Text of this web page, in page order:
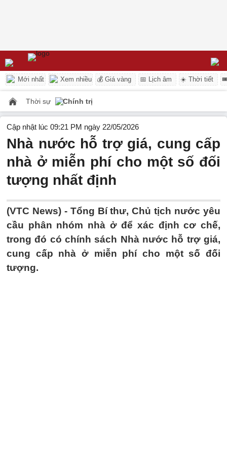
Mới nhất Xem nhiều 💰 Giá vàng 📅 Lịch âm ☀️ Thời tiết
Thời sự Chính trị
Cập nhật lúc 09:21 PM ngày 22/05/2026
Nhà nước hỗ trợ giá, cung cấp
nhà ở miễn phí cho một số đối
tượng nhất định
(VTC News) - Tổng Bí thư, Chủ tịch nước yêu
cầu phân nhóm nhà ở để xác định cơ chế,
trong đó có chính sách Nhà nước hỗ trợ giá,
cung cấp nhà ở miễn phí cho một số đối
tượng.